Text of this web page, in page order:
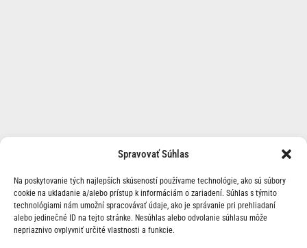
Spravovať Súhlas
Na poskytovanie tých najlepších skúseností používame technológie, ako sú súbory
cookie na ukladanie a/alebo prístup k informáciám o zariadení. Súhlas s týmito
technológiami nám umožní spracovávať údaje, ako je správanie pri prehliadaní
alebo jedinečné ID na tejto stránke. Nesúhlas alebo odvolanie súhlasu môže
nepriaznivo ovplyvniť určité vlastnosti a funkcie.